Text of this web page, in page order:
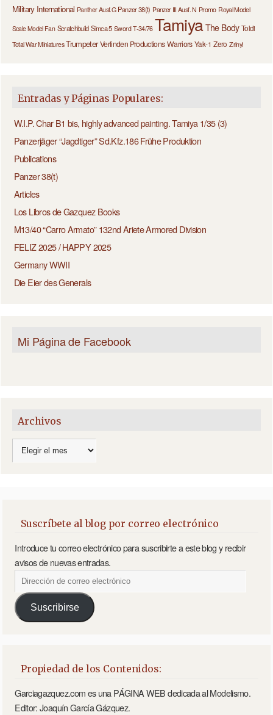
Military International Panther Ausf.G Panzer 38(t) Panzer III Ausf. N Promo Royal Model
Scale Model Fan Scratchbuild Simca 5 Sword T-34/76 TamiyaThe Body Toldi
Total War Miniatures Trumpeter Verlinden Productions Warriors Yak-1 Zero Zrinyi
Entradas y Páginas Populares:
W.I.P. Char B1 bis, highly advanced painting. Tamiya 1/35 (3)
Panzerjäger “Jagdtiger” Sd.Kfz.186 Frühe Produktion
Publications
Panzer 38(t)
Articles
Los Libros de Gazquez Books
M13/40 “Carro Armato” 132nd Ariete Armored Division
FELIZ 2025 / HAPPY 2025
Germany WWII
Die Eier des Generals
Mi Página de Facebook
Archivos
Suscríbete al blog por correo electrónico
Introduce tu correo electrónico para suscribirte a este blog y recibir
avisos de nuevas entradas.
Suscribirse
Propiedad de los Contenidos:
Garciagazquez.com es una PÁGINA WEB dedicada al Modelismo.
Editor: Joaquín García Gázquez.